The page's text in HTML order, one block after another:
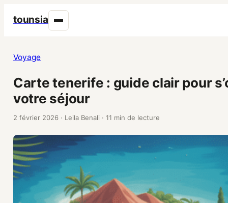
tounsia
Voyage
Carte tenerife : guide clair pour
votre séjour
2 février 2026 · Leila Benali · 11 min de lecture